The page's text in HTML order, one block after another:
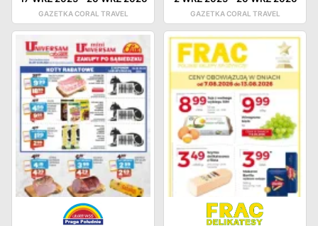
GAZETKA CORAL TRAVEL GAZETKA CORAL TRAVEL